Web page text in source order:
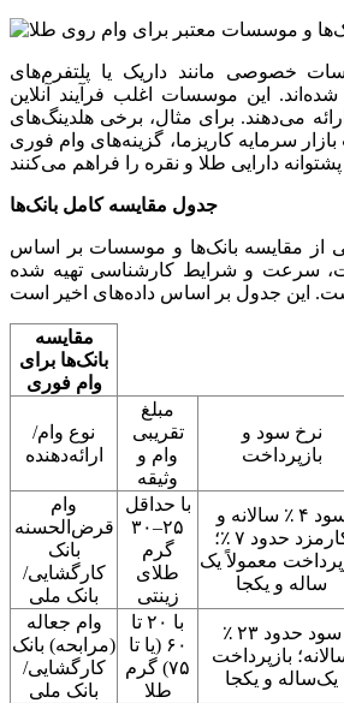
خصوصی مانند داریک یا پلتفرم‌های
شده‌اند. این موسسات اغلب فرآیند آنلاین
می‌دهند. برای مثال، برخی هلدینگ‌های
سرمایه کاریزما، گزینه‌های وام فوری
جدول مقایسه کامل بانک‌ها
از مقایسه بانک‌ها و موسسات بر اساس
سرعت و شرایط کارشناسی تهیه شده
مقایسه
بانک‌ها برای
وام فوری
نوع وام/
ارائه‌دهنده
مبلغ
تقریبی
وام و
وثیقه
نرخ سود و
بازپرداخت
وام
قرض‌الحسنه
بانک
کارگشایی/
بانک ملی
با حداقل
۲۵–۳۰
گرم
طلای
زینتی
سود ۴ ٪ سالانه و
کارمزد حدود ۷ ٪؛
معمولاً یک
ساله و یکجا
وام جعاله
(مرابحه) بانک
کارگشایی/
بانک ملی
با ۲۰ تا
۶۰ (یا تا
۷۵) گرم
طلا
سود حدود ۲۳ ٪
بازپرداخت
یک‌ساله و یکجا